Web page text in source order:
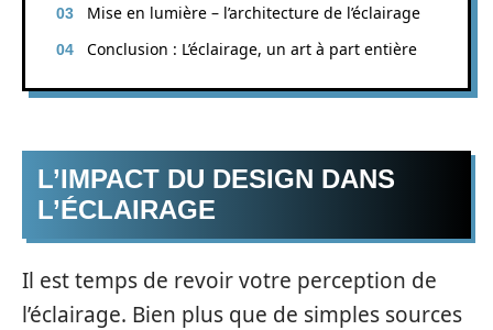
Mise en lumière – l’architecture de l’éclairage
Conclusion : L’éclairage, un art à part entière
L’IMPACT DU DESIGN DANS
L’ÉCLAIRAGE
Il est temps de revoir votre perception de
l’éclairage. Bien plus que de simples sources